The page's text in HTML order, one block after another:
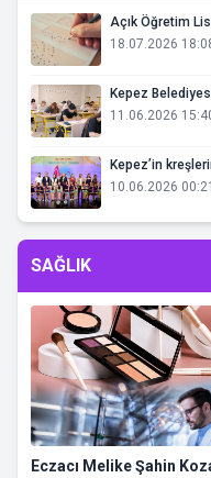
Açık Öğretim
18.07.2026
Kepez
11.06.2026
Kepez’in
10.06.2026 00:21
SAĞLIK
Eczacı Melike Şahin